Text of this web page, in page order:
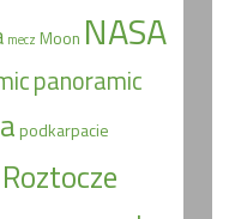
mecz Moon NASA
panoramic
podkarpacie
Roztocze